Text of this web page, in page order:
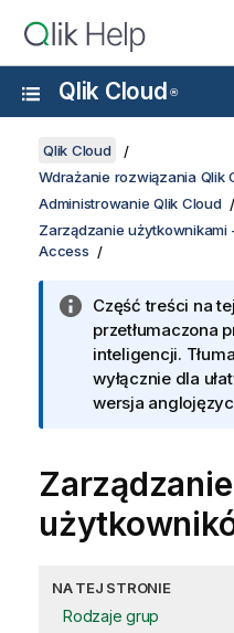
Qlik Cloud ®
Qlik Cloud
Wdrażanie rozwiązania Qlik
Administrowanie Qlik Cloud
Zarządzanie
Access
Część treści na
przetłumaczona
inteligencji.
wyłącznie dla
wersja
NA TEJ STRONIE
Rodzaje grup